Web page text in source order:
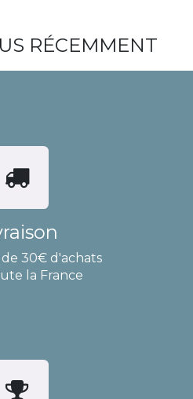
RÉCEMMENT
30€ d'achats
la France